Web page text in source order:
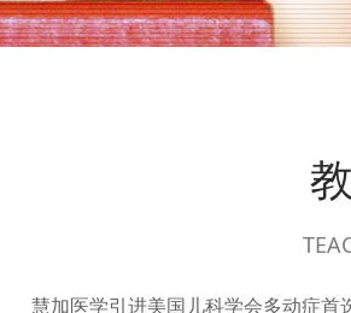
慧加医学引进美国儿科学会多动症